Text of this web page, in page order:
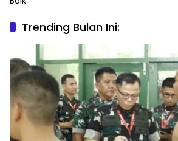
Trending Bulan Ini: